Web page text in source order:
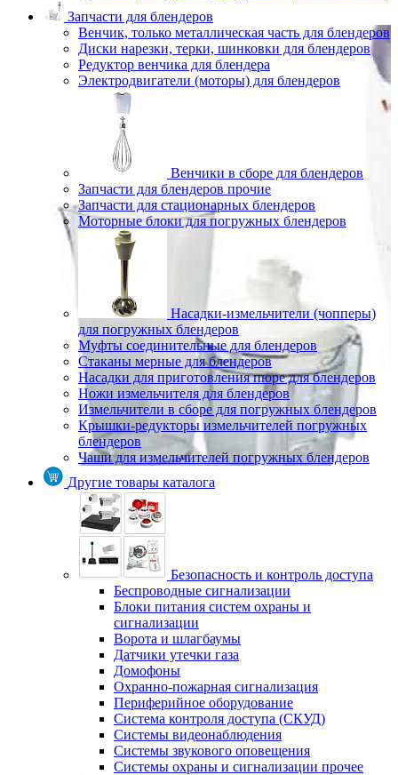
Запчасти для блендеров
Венчик, только металлическая часть для блендеров
Диски нарезки, терки, шинковки для блендеров
Редуктор венчика для блендера
Электродвигатели (моторы) для блендеров
Венчики в сборе для блендеров
Запчасти для блендеров прочие
Запчасти для стационарных блендеров
Моторные блоки для погружных блендеров
Насадки-измельчители (чопперы)
для погружных блендеров
Муфты соединительные для блендеров
Стаканы мерные для блендеров
Насадки для приготовления пюре для блендеров
Ножи измельчителя для блендеров
Измельчители в сборе для погружных блендеров
Крышки-редукторы измельчителей погружных
блендеров
Чаши для измельчителей погружных блендеров
Другие товары каталога
Безопасность и контроль доступа
Беспроводные сигнализации
Блоки питания систем охраны и
сигнализации
Ворота и шлагбаумы
Датчики утечки газа
Домофоны
Охранно-пожарная сигнализация
Периферийное оборудование
Система контроля доступа (СКУД)
Системы видеонаблюдения
Системы звукового оповещения
Системы охраны и сигнализации прочее